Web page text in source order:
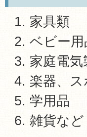
家具類
ベビー
家庭電気
楽器、
学用品
雑貨など